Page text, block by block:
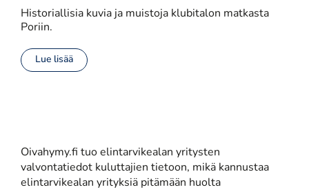
Historiallisia kuvia ja muistoja klubitalon matkasta
Poriin.
Lue lisää
Oivahymy.fi tuo elintarvikealan yritysten
valvontatiedot kuluttajien tietoon, mikä kannustaa
elintarvikealan yrityksiä pitämään huolta